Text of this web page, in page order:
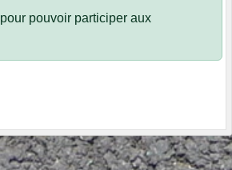
pour pouvoir participer aux